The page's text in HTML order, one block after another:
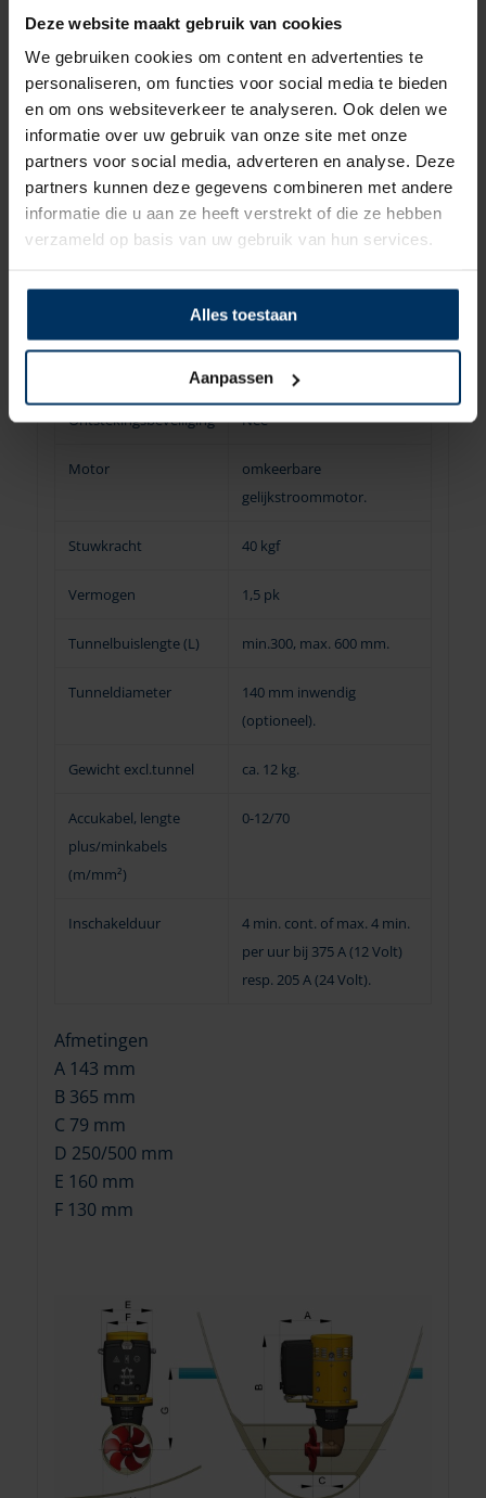
Deze website maakt gebruik van cookies
We gebruiken cookies om content en advertenties te
personaliseren, om functies voor social media te bieden
en om ons websiteverkeer te analyseren. Ook delen we
informatie over uw gebruik van onze site met onze
partners voor social media, adverteren en analyse. Deze
partners kunnen deze gegevens combineren met andere
informatie die u aan ze heeft verstrekt of die ze hebben
verzameld op basis van uw gebruik van hun services.
Alles toestaan
Aanpassen
Gestroomlijnd staartstuk voor optimale
doorstroming.
De propeller is van sterk kunststof
gemaakt waardoor corrosie voorkomen en
het gewicht vermindert wordt.
De installatie is eenvoudig mede door de
uitvoerige en duidelijke instructies.
Alle VETUS manoeuvreersystemen
voldoen aan de EMC-eisen.
12 V
Ontstekingsbeveiliging Nee
Motor
omkeerbare
gelijkstroommotor.
Stuwkracht 40 kgf
Vermogen 1,5 pk
Tunnelbuislengte (L) min.300, max. 600 mm.
Tunneldiameter
140 mm inwendig
(optioneel).
Gewicht excl.tunnel ca. 12 kg.
Accukabel, lengte
plus/minkabels
(m/mm²)
0-12/70
Inschakelduur
4 min. cont. of max. 4 min.
per uur bij 375 A (12 Volt)
resp. 205 A (24 Volt).
Afmetingen
A 143 mm
B 365 mm
C 79 mm
D 250/500 mm
E 160 mm
F 130 mm